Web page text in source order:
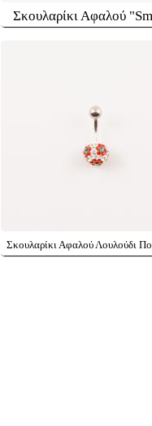
Σκουλαρίκι Αφαλού
Σκουλαρίκι Αφαλού Λουλούδι